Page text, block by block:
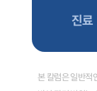
진료
본 칼럼은 일반적